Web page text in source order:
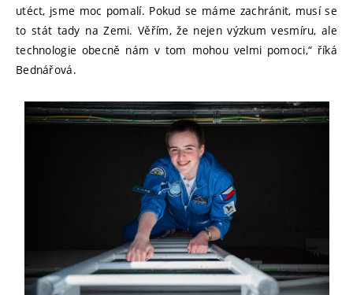
utéct, jsme moc pomalí. Pokud se máme zachránit, musí se
to stát tady na Zemi. Věřím, že nejen výzkum vesmíru, ale
technologie obecně nám v tom mohou velmi pomoci,“ říká
Bednářová.